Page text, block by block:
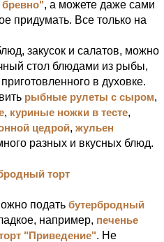
бревно", а можете даже сами
придумать. Все только на
закусок и салатов, можно
стол блюдами из рыбы,
в духовке.
рыбные рулеты с сыром,
, куриные ножки в тесте,
цедрой, жульен
разных и вкусных блюд.
подать бутербродный
например, печенье
"Приведение". Не